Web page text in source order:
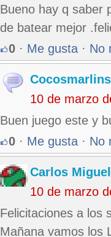
Bueno hay q saber
de batear mejor
0 · Me gusta · No
Cocosmarlins
10 de marzo
Buen juego este y
0 · Me gusta · No
Carlos
10 de marzo
Felicitaciones a los
Mañana vamos los